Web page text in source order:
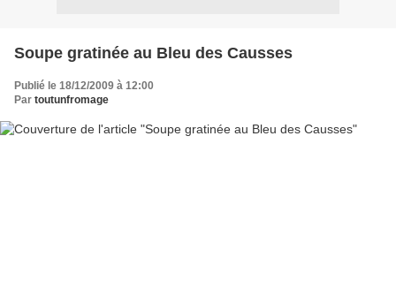
Soupe gratinée au Bleu des Causses
Publié le 18/12/2009 à 12:00
Par toutunfromage